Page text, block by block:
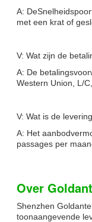
A: De
met een krat of
V: Wat zijn de
A: De
Western Union, L/
V: Wat is de
A: Het
passages per
Over
Shenzhen
toonaangevende